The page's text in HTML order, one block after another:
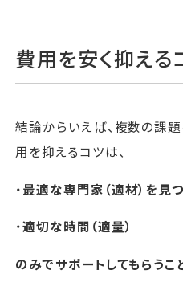
費用を安く抑え
結論からいえば、複数の課
用を抑えるコツは、
・最適な専門家（適材）を見
・適切な時間（適量）
のみでサポートしてもらうこ